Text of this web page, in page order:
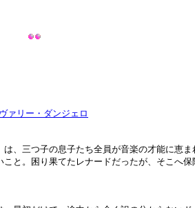
ァリー・ダンジェロ
、三つ子の息子たち全員が音楽の才能に恵ま
と。困り果てたレナードだったが、そこへ保